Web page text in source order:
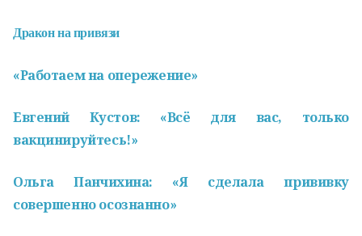
Дракон на привязи
«Работаем на опережение»
Евгений Кустов: «Всё для вас, только
вакцинируйтесь!»
Ольга Панчихина: «Я сделала прививку
совершенно осознанно»